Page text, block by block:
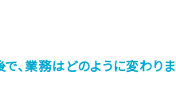
で、業務はどのように変わりま